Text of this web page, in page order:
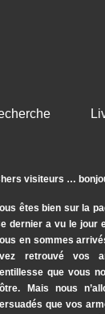
visiteurs …
êtes bien sur la
dernier a vu le jour
en sommes
retrouvé vos
que vous
Mais nous
que vos